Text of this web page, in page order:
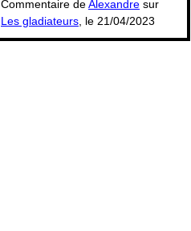
Commentaire deAlexandre sur
Les gladiateurs , le 21/04/2023